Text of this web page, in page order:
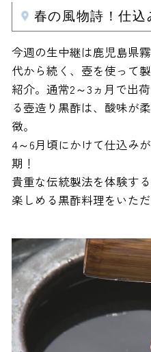
春の風物詩！仕込
今週の生中継は鹿児島県
代から続く、壺を使って
紹介。通常2～3ヵ月で出
る壺造り黒酢は、酸味が
徴。
4～6月頃にかけて仕込み
期！
貴重な伝統製法を体験す
楽しめる黒酢料理をいただ